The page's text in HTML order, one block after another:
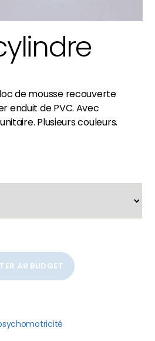
de mousse recouverte
enduit de PVC. Avec
Plusieurs couleurs.
AU BUDGET